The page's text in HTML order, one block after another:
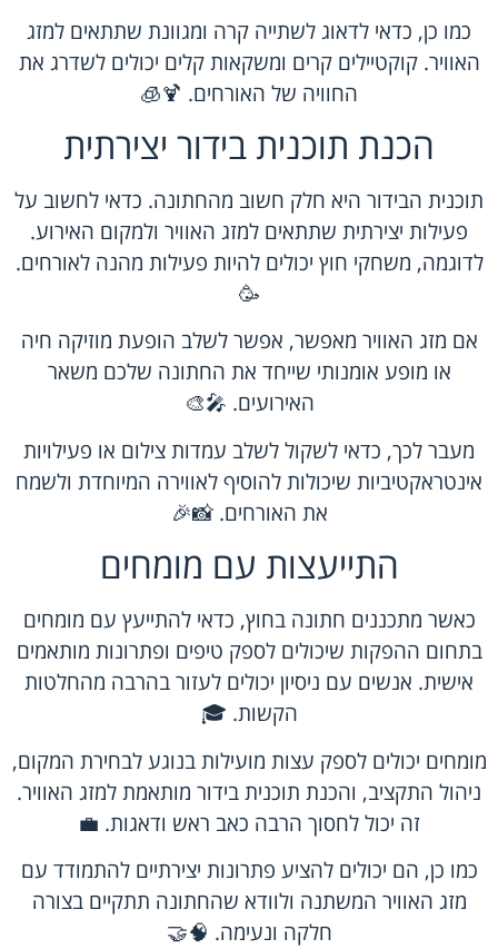
כמו כן, כדאי לדאוג לשתייה קרה ומגוונת שתתאים למזג
האוויר. קוקטיילים קרים ומשקאות קלים יכולים לשדרג את
החוויה של האורחים. 🍹🧊
הכנת תוכנית בידור יצירתית
תוכנית הבידור היא חלק חשוב מהחתונה. כדאי לחשוב על
פעילות יצירתית שתתאים למזג האוויר ולמקום האירוע.
לדוגמה, משחקי חוץ יכולים להיות פעילות מהנה לאורחים.
🥳
אם מזג האוויר מאפשר, אפשר לשלב הופעת מוזיקה חיה
או מופע אומנותי שייחד את החתונה שלכם משאר
האירועים. 🎤🎨
מעבר לכך, כדאי לשקול לשלב עמדות צילום או פעילויות
אינטראקטיביות שיכולות להוסיף לאווירה המיוחדת ולשמח
את האורחים. 📸🎉
התייעצות עם מומחים
כאשר מתכננים חתונה בחוץ, כדאי להתייעץ עם מומחים
בתחום ההפקות שיכולים לספק טיפים ופתרונות מותאמים
אישית. אנשים עם ניסיון יכולים לעזור בהרבה מהחלטות
הקשות. 🎓
מומחים יכולים לספק עצות מועילות בנוגע לבחירת המקום,
ניהול התקציב, והכנת תוכנית בידור מותאמת למזג האוויר.
זה יכול לחסוך הרבה כאב ראש ודאגות. 💼
כמו כן, הם יכולים להציע פתרונות יצירתיים להתמודד עם
מזג האוויר המשתנה ולוודא שהחתונה תתקיים בצורה
חלקה ונעימה. 🧠🤝